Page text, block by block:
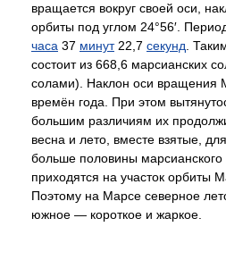
вращается вокруг своей оси,
орбиты под углом 24°56′.
часа 37 минут22,7 секунд .
состоит из 668,6 марсианских
солами). Наклон оси вращения
времён года. При этом
большим различиям их
весна и лето, вместе взятые,
больше половины
приходятся на участок орбиты
Поэтому на Марсе северное
южное — короткое и жаркое.